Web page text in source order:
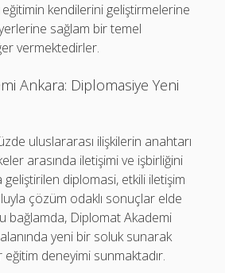
eğitimin kendilerini geliştirmelerine
sağlam bir temel
vermektedirler.
Ankara: Diplomasiye Yeni
uluslararası ilişkilerin anahtarı
arasında iletişimi ve işbirliğini
geliştirilen diplomasi, etkili iletişim
çözüm odaklı sonuçlar elde
bağlamda, Diplomat Akademi
yeni bir soluk sunarak
deneyimi sunmaktadır.